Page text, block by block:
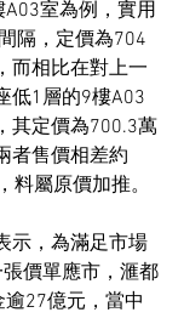
室為例，實用
隔，定價為704
而相比在對上一
低1層的9樓A03
其定價為700.3萬
者售價相差約
料屬原價加推。
示，為滿足市場
價單應市，滙都
27億元，當中